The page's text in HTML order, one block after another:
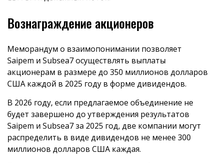
Вознаграждение акционеров
Меморандум о взаимопонимании позволяет
Saipem и Subsea7 осуществлять выплаты
акционерам в размере до 350 миллионов долларов
США каждой в 2025 году в форме дивидендов.
В 2026 году, если предлагаемое объединение не
будет завершено до утверждения результатов
Saipem и Subsea7 за 2025 год, две компании могут
распределить в виде дивидендов не менее 300
миллионов долларов США каждая.